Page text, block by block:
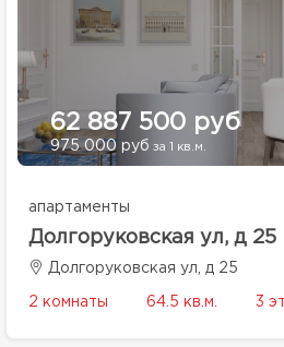
62 887 500 руб
975 000 руб за 1 кв.м.
апартаменты
Долгоруковская ул, д 25
Долгоруковская ул, д 25
2 комнаты 64.5 кв.м. 3